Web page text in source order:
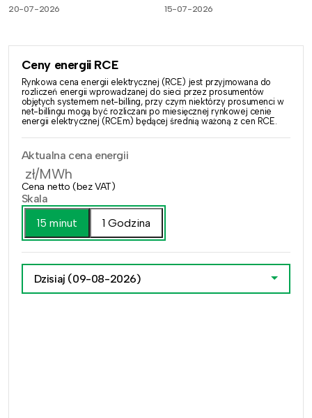
20-07-2026 15-07-2026
Ceny energii RCE
Rynkowa cena energii elektrycznej (RCE) jest przyjmowana do
rozliczeń energii wprowadzanej do sieci przez prosumentów
objętych systemem net-billing, przy czym niektórzy prosumenci w
net-billingu mogą być rozliczani po miesięcznej rynkowej cenie
energii elektrycznej (RCEm) będącej średnią ważoną z cen RCE.
Aktualna cena energii
zł/MWh
Cena netto (bez VAT)
Skala
15 minut
1 Godzina
Dzisiaj (09-08-2026)